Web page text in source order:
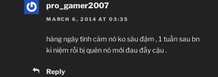
pro_gamer2007
MARCH 6, 2014 AT 03:35
hàng ngày tình cảm nó ko sâu đậm , 1 tuần sau bn
kỉ niệm rồi bị quên nó mới đau đấy cậu .
Reply